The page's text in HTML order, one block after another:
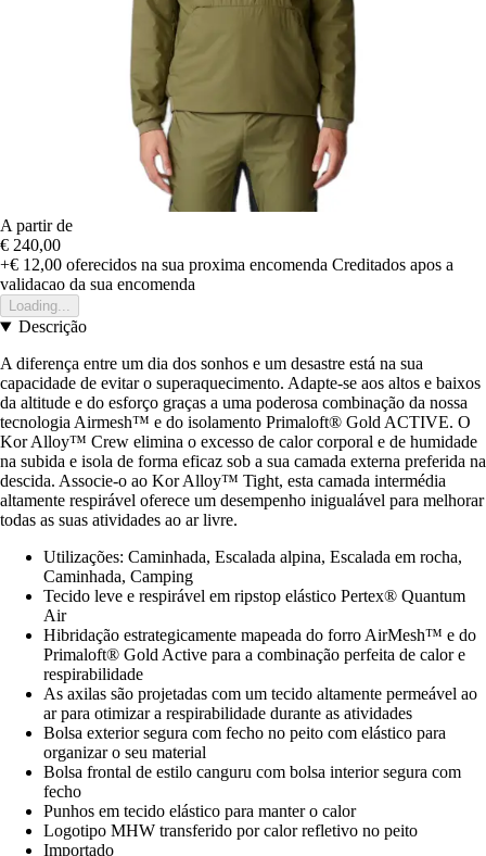
A partir de
€ 240,00
+€ 12,00 oferecidos na sua proxima encomenda Creditados apos a
validacao da sua encomenda
Loading...
Descrição
A diferença entre um dia dos sonhos e um desastre está na sua
capacidade de evitar o superaquecimento. Adapte-se aos altos e baixos
da altitude e do esforço graças a uma poderosa combinação da nossa
tecnologia Airmesh™ e do isolamento Primaloft® Gold ACTIVE. O
Kor Alloy™ Crew elimina o excesso de calor corporal e de humidade
na subida e isola de forma eficaz sob a sua camada externa preferida na
descida. Associe-o ao Kor Alloy™ Tight, esta camada intermédia
altamente respirável oferece um desempenho inigualável para melhorar
todas as suas atividades ao ar livre.
Utilizações: Caminhada, Escalada alpina, Escalada em rocha,
Caminhada, Camping
Tecido leve e respirável em ripstop elástico Pertex® Quantum
Air
Hibridação estrategicamente mapeada do forro AirMesh™ e do
Primaloft® Gold Active para a combinação perfeita de calor e
respirabilidade
As axilas são projetadas com um tecido altamente permeável ao
ar para otimizar a respirabilidade durante as atividades
Bolsa exterior segura com fecho no peito com elástico para
organizar o seu material
Bolsa frontal de estilo canguru com bolsa interior segura com
fecho
Punhos em tecido elástico para manter o calor
Logotipo MHW transferido por calor refletivo no peito
Importado